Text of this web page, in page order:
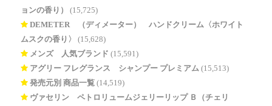
ョンの香り）
(15,725)
DEMETER®（ディメーター） ハンドクリーム〈ホワイト
ムスクの香り〉
(15,628)
メンズ 人気ブランド (15,591)
アグリー フレグランス シャンプー プレミアム (15,513)
発売元別 商品一覧 (14,519)
ヴァセリン ペトロリュームジェリーリップ Ｂ（チェリ